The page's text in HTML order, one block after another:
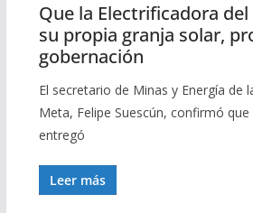
Que la Electrificadora
su propia granja solar,
gobernación
El secretario de Minas y Energía de
Meta, Felipe Suescún, confirmó
entregó
Leer más